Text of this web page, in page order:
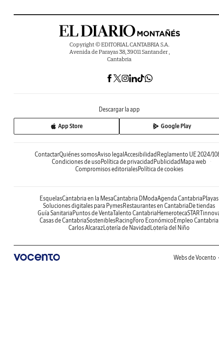
Copyright © EDITORIAL CANTABRIA S.A.
Avenida de Parayas 38, 39011 Santander ,
Cantabria
Descargar la app
App Store Google Play
ContactarQuiénes somosAviso legalAccesibilidadReglamento UE 2024/
Condiciones de usoPolítica de privacidadPublicidadMapa web
Compromisos editorialesPolítica de cookies
EsquelasCantabria en la MesaCantabria DModaAgenda CantabriaPlayas
Soluciones digitales para PymesRestaurantes en CantabriaDe tiendas
Guía SanitariaPuntos de VentaTalento CantabriaHemeroteca
Casas de CantabriaSosteniblesRacingForo EconómicoEmpleo Cantabria
Carlos AlcarazLotería de NavidadLotería del Niño
Webs de Vocento